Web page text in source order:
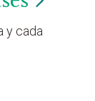
y cada